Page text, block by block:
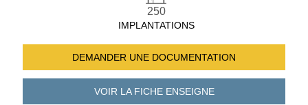
250
IMPLANTATIONS
DEMANDER UNE DOCUMENTATION
VOIR LA FICHEENSEIGNE